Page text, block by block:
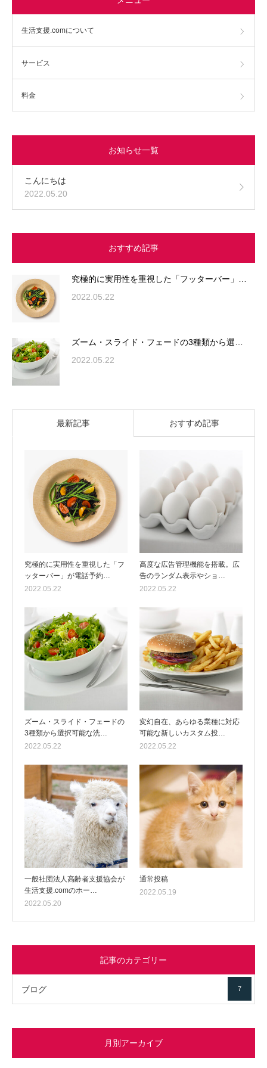
生活支援.comについて
サービス
料金
お知らせ一覧
こんにちは
2022.05.20
おすすめ記事
究極的に実用性を重視した「フッターバー」…
2022.05.22
ズーム・スライド・フェードの3種類から選…
2022.05.22
最新記事 おすすめ記事
究極的に実用性を重視した「フ
ッターバー」が電話予約…
2022.05.22
高度な広告管理機能を搭載。広
告のランダム表示やショ…
2022.05.22
ズーム・スライド・フェードの
3種類から選択可能な洗…
2022.05.22
変幻自在、あらゆる業種に対応
可能な新しいカスタム投…
2022.05.22
一般社団法人高齢者支援協会が
生活支援.comのホー…
2022.05.20
通常投稿
2022.05.19
記事のカテゴリー
ブログ 7
月別アーカイブ